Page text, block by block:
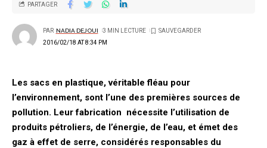
2016/02/18 AT 8:34 PM
PAR NADIA DEJOUI 3 MIN LECTURE
PARTAGER
Les sacs en plastique, véritable fléau pour
l’environnement, sont l’une des premières sources de
pollution. Leur fabrication nécessite l’utilisation de
produits pétroliers, de l’énergie, de l’eau, et émet des
gaz à effet de serre, considérés responsables du